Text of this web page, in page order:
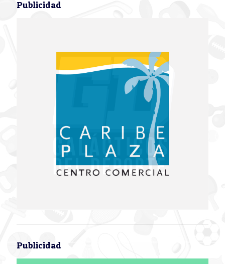
Publicidad
Publicidad